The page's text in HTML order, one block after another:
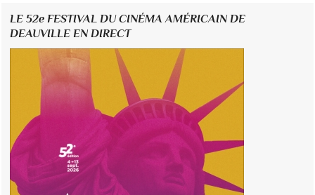
LE 52e FESTIVAL DU CINÉMA AMÉRICAIN DE
DEAUVILLE EN DIRECT